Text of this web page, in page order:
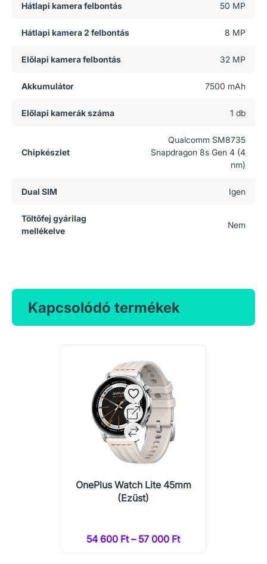
Hátlapi kamera felbontás 50 MP
Hátlapi kamera 2 felbontás 8 MP
Előlapi kamera felbontás 32 MP
Akkumulátor 7500 mAh
Előlapi kamerák száma 1 db
Chipkészlet
Qualcomm SM8735
Snapdragon 8s Gen 4 (4
nm)
Dual SIM Igen
Töltőfej gyárilag
mellékelve
Nem
Kapcsolódó termékek
OnePlus Watch Lite 45mm
(Ezüst)
54 600 Ft – 57 000 Ft